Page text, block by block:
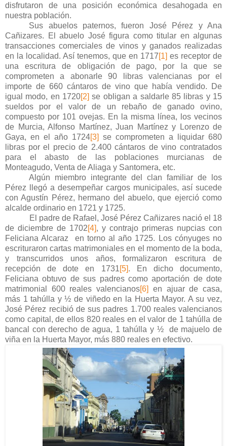
disfrutaron de una posición económica desahogada en
nuestra población.
Sus abuelos paternos, fueron José Pérez y Ana
Cañizares. El abuelo José figura como titular en algunas
transacciones comerciales de vinos y ganados realizadas
en la localidad. Así tenemos, que en 1717[1] es receptor de
una escritura de obligación de pago, por la que se
comprometen a abonarle 90 libras valencianas por el
importe de 660 cántaros de vino que había vendido. De
igual modo, en 1720[2] se obligan a saldarle 85 libras y 15
sueldos por el valor de un rebaño de ganado ovino,
compuesto por 101 ovejas. En la misma línea, los vecinos
de Murcia, Alfonso Martínez, Juan Martínez y Lorenzo de
Gaya, en el año 1724[3] se comprometen a liquidar 680
libras por el precio de 2.400 cántaros de vino contratados
para el abasto de las poblaciones murcianas de
Monteagudo, Venta de Aliaga y Santomera, etc.
Algún miembro integrante del clan familiar de los
Pérez llegó a desempeñar cargos municipales, así sucede
con Agustín Pérez, hermano del abuelo, que ejerció como
alcalde ordinario en 1721 y 1725.
El padre de Rafael, José Pérez Cañizares nació el 18
de diciembre de 1702[4], y contrajo primeras nupcias con
Feliciana Alcaraz en torno al año 1725. Los cónyuges no
escrituraron cartas matrimoniales en el momento de la boda,
y transcurridos unos años, formalizaron escritura de
recepción de dote en 1731[5]. En dicho documento,
Feliciana obtuvo de sus padres como aportación de dote
matrimonial 600 reales valencianos[6]
en ajuar de casa,
más 1 tahúlla y ½ de viñedo en la Huerta Mayor. A su vez,
José Pérez recibió de sus padres 1.700 reales valencianos
como capital, de ellos 820 reales en el valor de 1 tahúlla de
bancal con derecho de agua, 1 tahúlla y ½ de majuelo de
viña en la Huerta Mayor, más 880 reales en efectivo.